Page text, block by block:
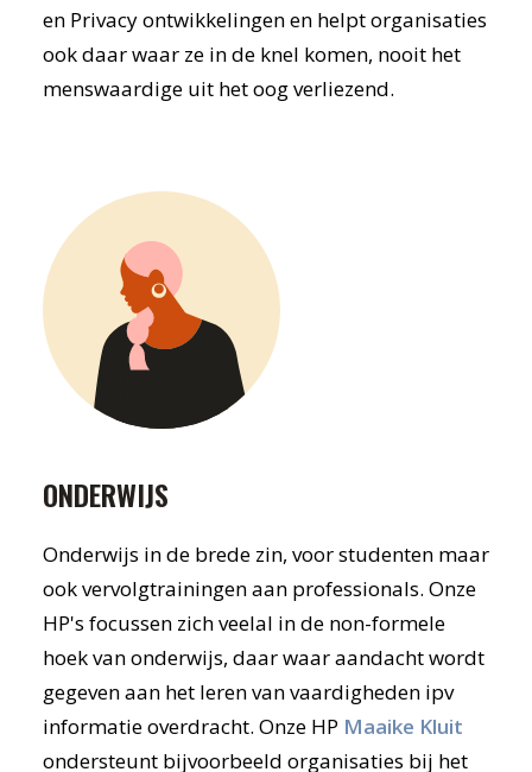
en Privacy ontwikkelingen en helpt organisaties
ook daar waar ze in de knel komen, nooit het
menswaardige uit het oog verliezend.
ONDERWIJS
Onderwijs in de brede zin, voor studenten maar
ook vervolgtrainingen aan professionals. Onze
HP's focussen zich veelal in de non-formele
hoek van onderwijs, daar waar aandacht wordt
gegeven aan het leren van vaardigheden ipv
informatie overdracht. Onze HP Maaike Kluit
ondersteunt bijvoorbeeld organisaties bij het